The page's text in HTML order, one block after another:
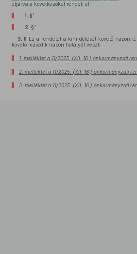
eljárva a következőket rendeli el:
1. § 1
2. §2
3. § Ez a rendelet a kihirdetését követő napon
követő második napon hatályát veszti.
1. melléklet a 11/2025. (XII. 16.) önkormányzati
2. melléklet a 11/2025. (XII. 16.) önkormányzati
3. melléklet a 11/2025. (XII. 16.) önkormányzati